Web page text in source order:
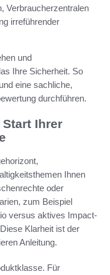
Verbraucherzentralen
irreführender
und
Ihre Sicherheit. So
eine sachliche,
durchführen.
Ihrer
Ihnen
oder
zum Beispiel
versus aktives Impact-
Klarheit ist der
Anleitung.
Für